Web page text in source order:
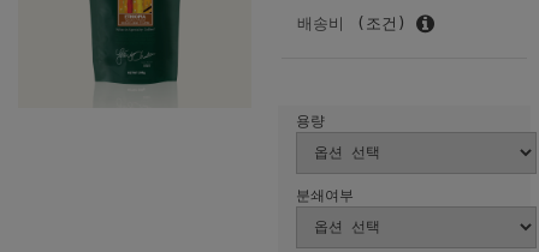
배송비
(조건)
용량
분쇄여부